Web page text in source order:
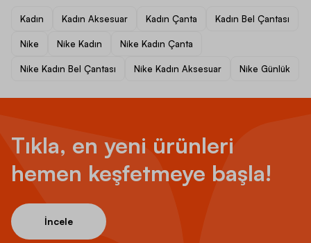
Kadın Kadın Aksesuar Kadın Çanta Kadın Bel Çantası
Nike Nike Kadın Nike Kadın Çanta
Nike Kadın Bel Çantası Nike Kadın Aksesuar Nike Günlük
Tıkla, en yeni ürünleri
hemen keşfetmeye başla!
İncele